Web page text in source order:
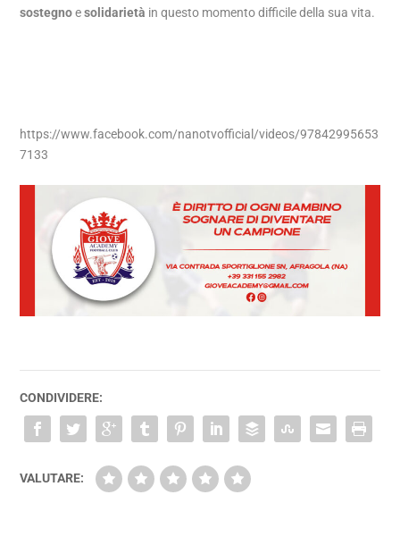
sostegnoesolidarietà in questo momento difficile della sua vita.
https://www.facebook.com/nanotvofficial/videos/97842995653
7133
CONDIVIDERE:
VALUTARE: